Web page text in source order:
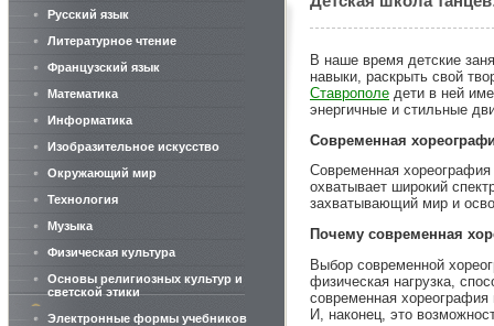
Русский язык
Литературное чтение
Французский язык
Математика
Информатика
Изобразительное искусство
Окружающий мир
Технология
Музыка
Физическая культура
Основы религиозных культур и
светской этики
Электронные формы учебников
В наше время детские
навыки, раскрыть свой
Ставрополе дети в ней
энергичные и стильные
Современная
Современная
охватывает широкий
захватывающий мир и
Почему современная
Выбор современной
физическая нагрузка,
современная
И, наконец, это